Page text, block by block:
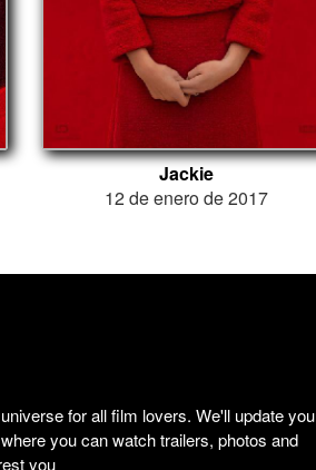
Jackie
12 de enero de 2017
for all film lovers. We'll update you
you can watch trailers, photos and
you